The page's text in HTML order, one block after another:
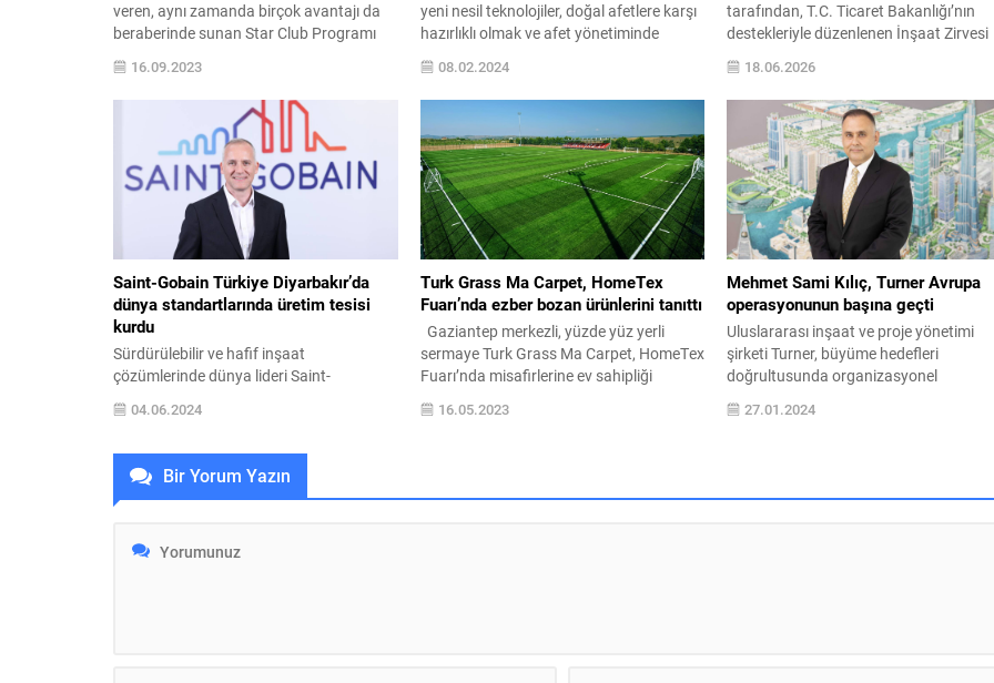
veren, aynı zamanda birçok avantajı da
beraberinde sunan Star Club Programı
kapsamında Adana’daki iş ortağı Adatek
Isı Sistemleri organizasyonunda alt
bayileriyle bir araya geldi. Türkiye
genelinde düzenlediği toplantılarla Star
Club üyeleri ile bir araya gelmeye devam
eden Buderus’un şehir buluşmalarının en
son durağı Adana...
16.09.2023
yeni nesil teknolojiler, doğal afetlere karşı
hazırlıklı olmak ve afet yönetiminde
etkinliği artırmak için de başat rol
üstlenmeye başladı.
ResearchandMarkets araştırmasına göre
2023 yılında dünyada 6,7 milyar doları
bulan afet yönetimdeki dijital teknoloji
pazarının 2030 yılına kadar 5,5 kat artışla
37,3 milyar dolara yükseleceği...
08.02.2024
tarafından, T.C. Ticaret Bakanlığı’nın
destekleriyle düzenlenen İnşaat Zirvesi
Türkiye (CST) 2026 ikinci gününde
ediyor. Zirvenin ikinci gün açılış
konuşmasını yapan TMB Başkanı M.
Erdal Eren, 9-20 Kasım 2026
Antalya’da gerçekleştirilecek Birleşmiş
Milletler İklim Değişikliği Çerçeve
Sözleşmesi 31. Taraflar Konferansı’nın
(COP31), Türkiye açısından
kalkınma...
18.06.2026
Saint-Gobain Türkiye Diyarbakır’da
dünya standartlarında üretim tesisi
kurdu
Sürdürülebilir ve hafif inşaat
çözümlerinde dünya lideri Saint-
Gobain, Weber’in 7. fabrikası ile yeni bir
yatırıma imza atıyor. Aralarında Weber,
Gobain Glass, PAM, Saint-Gobain
Aşındırıcılar gibi şirketlerin olduğu,
iştirakleri içerisinde İzocam ve Dalsan’ın
gösteren Saint-Gobain Türkiye’nin
04.06.2024
Turk Grass Ma Carpet, HomeTex
Fuarı’nda ezber bozan ürünlerini tanıttı
Gaziantep merkezli, yüzde yüz yerli
sermaye Turk Grass Ma Carpet, HomeTex
Fuarı’nda misafirlerine ev sahipliği
yaptı. Burj Khalifa’nın balkonlarından
Hannover Messe’ye; Real Madrid, Barça,
16.05.2023
Mehmet Sami Kılıç, Turner Avrupa
operasyonunun başına geçti
Uluslararası inşaat ve proje yönetimi
şirketi Turner, büyüme hedefleri
doğrultusunda organizasyonel
yapılanmaya gitti. Bu kapsamda
International Başkan Yardımcılığı ve
27.01.2024
Bir Yorum Yazın